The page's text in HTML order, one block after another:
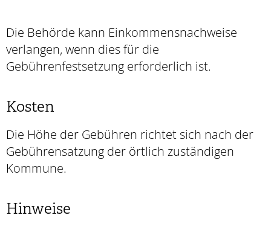
Die Behörde kann Einkommensnachweise
verlangen, wenn dies für die
Gebührenfestsetzung erforderlich ist.
Kosten
Die Höhe der Gebühren richtet sich nach der
Gebührensatzung der örtlich zuständigen
Kommune.
Hinweise